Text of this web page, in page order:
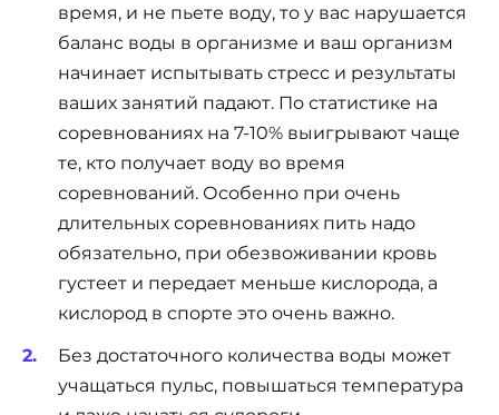
время, и не пьете воду, то у вас нарушается
баланс воды в организме и ваш организм
начинает испытывать стресс и результаты
ваших занятий падают. По статистике на
соревнованиях на 7-10% выигрывают чаще
те, кто получает воду во время
соревнований. Особенно при очень
длительных соревнованиях пить надо
обязательно, при обезвоживании кровь
густеет и передает меньше кислорода, а
кислород в спорте это очень важно.
Без достаточного количества воды может
учащаться пульс, повышаться температура